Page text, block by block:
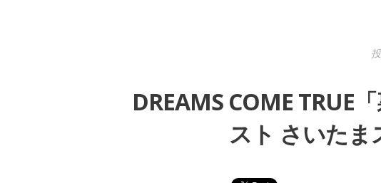
DREAMS COME TRUE
スト さいたま